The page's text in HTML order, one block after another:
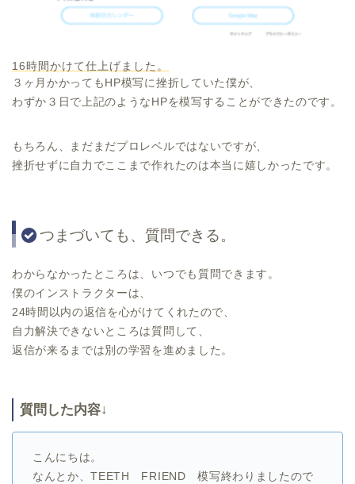
16時間かけて仕上げました。
３ヶ月かかってもHP模写に挫折していた僕が、
わずか３日で上記のようなHPを模写することができたのです。
もちろん、まだまだプロレベルではないですが、
挫折せずに自力でここまで作れたのは本当に嬉しかったです。
つまづいても、質問できる。
わからなかったところは、いつでも質問できます。
僕のインストラクターは、
24時間以内の返信を心がけてくれたので、
自力解決できないところは質問して、
返信が来るまでは別の学習を進めました。
質問した内容↓
こんにちは。
なんとか、TEETH FRIEND 模写終わりましたので